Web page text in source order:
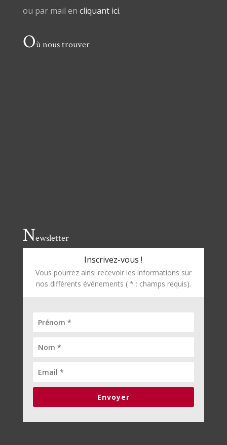
ou par mail en cliquant ici.
Où nous trouver
Newsletter
Inscrivez-vous !
Vous pourrez ainsi recevoir les informations sur
nos différents événements ( * : champs requis).
Envoyer